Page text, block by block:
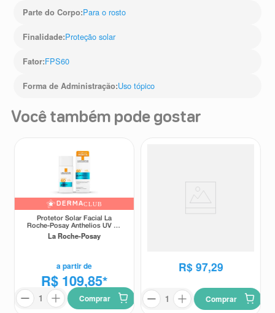
Parte do Corpo:Para o rosto
Finalidade:Proteção solar
Fator:FPS60
Forma de Administração:Uso tópico
Você também pode gostar
DERMACLUB
Protetor Solar Facial La
Roche-Posay Anthelios UV Air
FPS60 Sem Cor 45ml
La Roche-Posay
a partir de
R$ 109,85*
Comprar
R$ 97,29
Comprar